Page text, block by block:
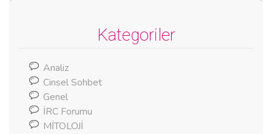
Kategoriler
Analiz
Cinsel Sohbet
Genel
İRC Forumu
MİTOLOJİ